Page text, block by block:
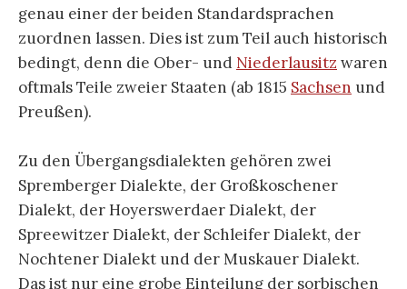
genau einer der beiden Standardsprachen
zuordnen lassen. Dies ist zum Teil auch historisch
bedingt, denn die Ober- und Niederlausitz waren
oftmals Teile zweier Staaten (ab 1815 Sachsen und
Preußen).
Zu den Übergangsdialekten gehören zwei
Spremberger Dialekte, der Großkoschener
Dialekt, der Hoyerswerdaer Dialekt, der
Spreewitzer Dialekt, der Schleifer Dialekt, der
Nochtener Dialekt und der Muskauer Dialekt.
Das ist nur eine grobe Einteilung der sorbischen